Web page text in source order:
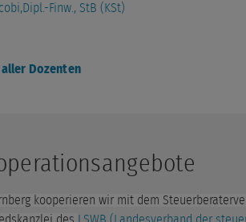
Finw., StB (KSt)
Dozenten
kooperieren wir mit dem
des LSWB (Landesverband der